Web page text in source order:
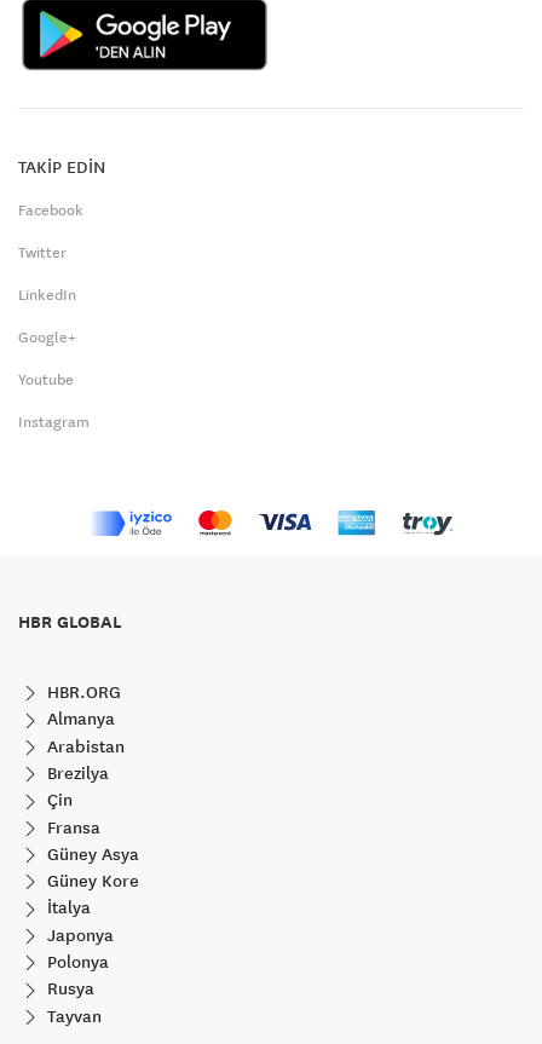
TAKİP EDİN
Facebook
Twitter
LinkedIn
Google+
Youtube
Instagram
HBR GLOBAL
HBR.ORG
Almanya
Arabistan
Brezilya
Çin
Fransa
Güney Asya
Güney Kore
İtalya
Japonya
Polonya
Rusya
Tayvan